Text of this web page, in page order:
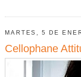
MARTES, 5 DE
Cellophane